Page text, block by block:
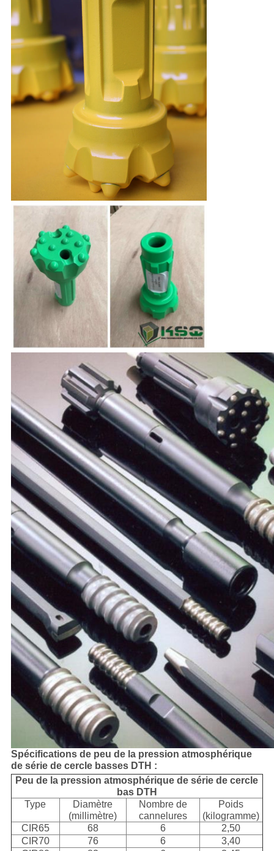
Spécifications de peu de la pression atmosphérique
de série de cercle basses DTH :
Peu de la pression atmosphérique de série de cercle
bas DTH
Type
Diamètre
(millimètre)
Nombre de
cannelures
Poids
(kilogramme)
CIR65
68 6
2,50
CIR70
76 6
3,40